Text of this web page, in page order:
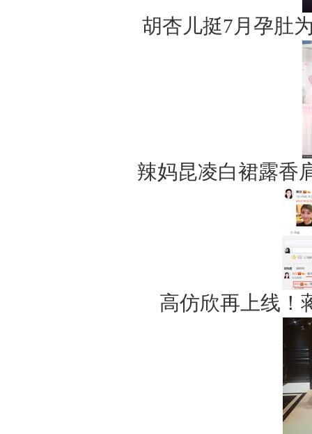
胡杏儿挺7月孕肚
辣妈昆凌白裙露香
高仿欣再上线！